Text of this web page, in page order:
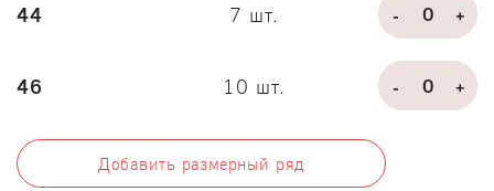
44 7 шт. - +
46 10 шт. - +
Добавить размерный ряд